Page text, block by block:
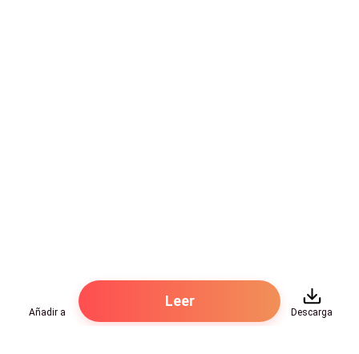
Añadir a
Leer
Descarga